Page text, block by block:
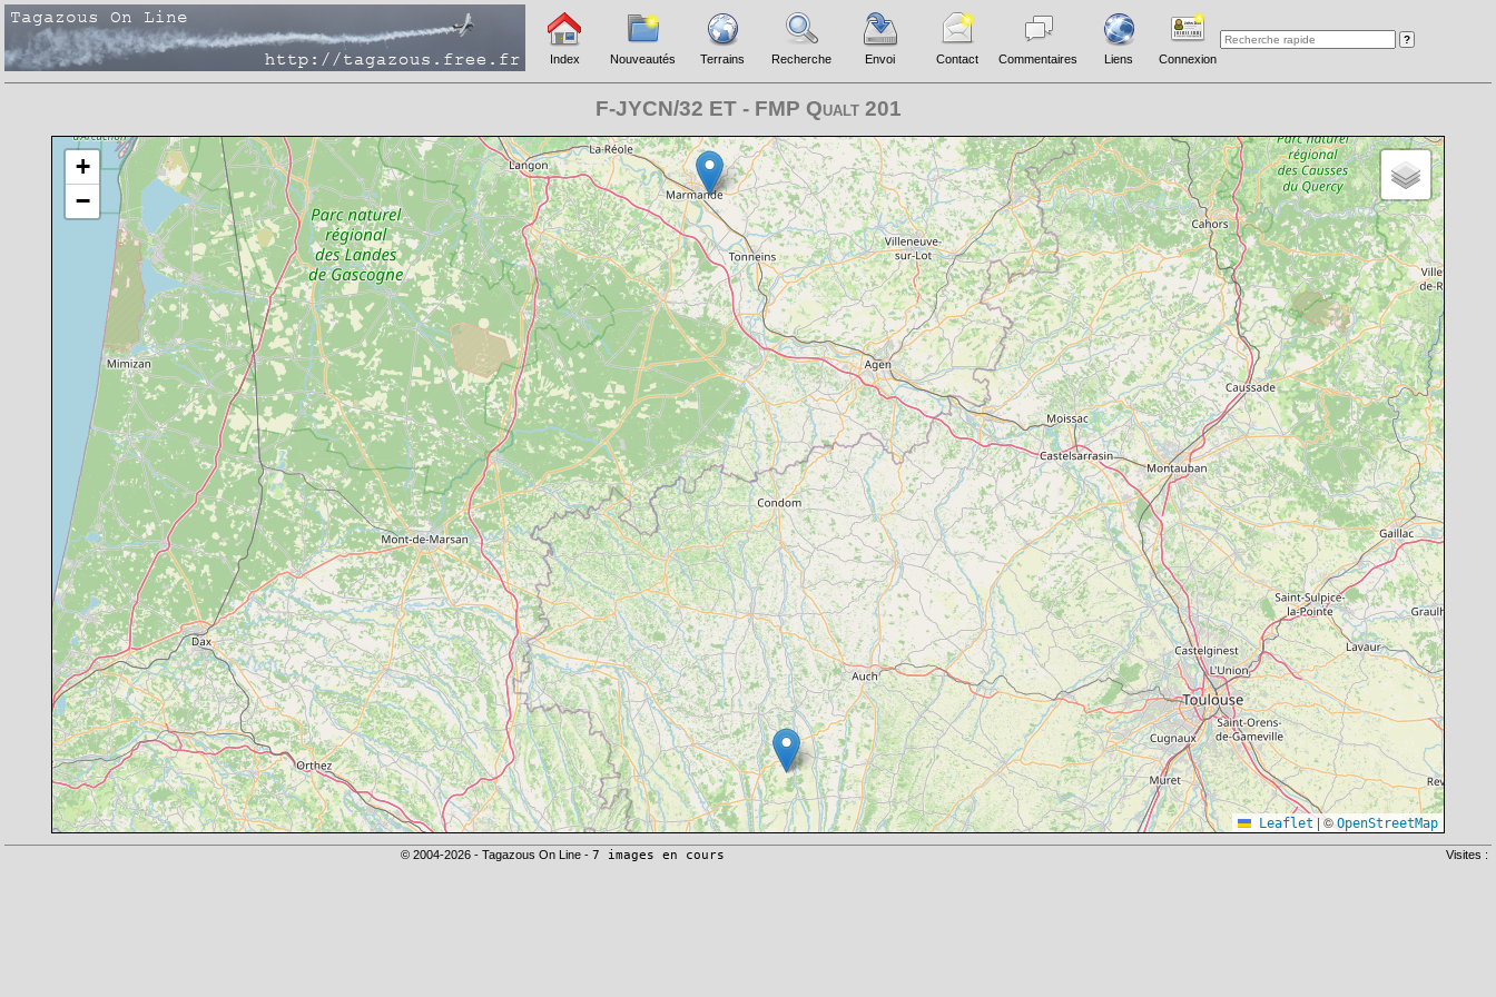
Index Nouveautés Terrains Recherche Envoi Contact Commentaires Liens Connexion
F-JYCN/32 ET - FMP Qualt 201
Chargement de la carte en cours
+
−
Leaflet |©OpenStreetMap
© 2004-2026 - Tagazous On Line - 7 images en cours Visites :